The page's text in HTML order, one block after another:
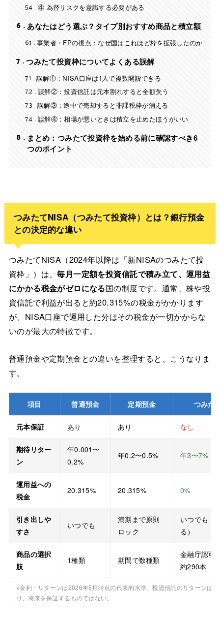
5.4 ④ 為替リスクを意識する必要がある
6
あなたはどう選ぶ？タイプ別おすすめ商品と積立額
6.1
事業者・FPの視点：なぜ国はこれほど枠を拡張したのか
7
つみたて投資枠についてよくある誤解
7.1
誤解①：NISA口座は1人で複数開設できる
7.2 誤解②：投資信託は元本割れすると全額失う
7.3 誤解③：途中で売却すると非課税枠が消える
7.4 誤解④：相場が悪いときは積立を止めたほうがいい
8
まとめ：つみたて投資枠を始める前に確認すべき6
つのポイント
つみたてNISA（つみたて投資枠）とは？銀行預金
との決定的な違い
つみたてNISA（2024年以降は「新NISAのつみたて投
資枠」）は、毎月一定額を投資信託で積み立て、運用益
にかかる税金がゼロになる国の制度です。通常、株や投
資信託で利益が出ると約20.315%の税金がかかります
が、NISA口座で運用した分はその税金が一切かからな
いのが最大の特徴です。
普通預金や定期預金との違いを整理すると、こうなりま
す。
項目 普通預金 定期預金 つみた
元本保証 あり あり なし
期待リター
ン
年0.001〜
0.2%
年0.2〜0.5% 年3〜7%（
運用益への
税金
20.315% 20.315% 0%
引き出しや
すさ
いつでも
満期まで原則
ロック
いつでも（
る）
商品の選択
肢
1種類 期間で数種類
金融庁認可
約290本
※金利・リターンは2026年5月時点の代表的水準。投資信託のリターンは
り、将来を保証するものではない。